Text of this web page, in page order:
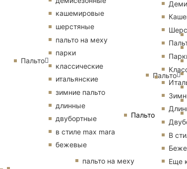
Пальто
В
Еще
Пальто
кашемировые
шерстяные
пальто на меху
парки
классические
итальянские
зимние пальто
длинные
двубортные
в стиле max mara
бежевые
пальто на меху
Пальто